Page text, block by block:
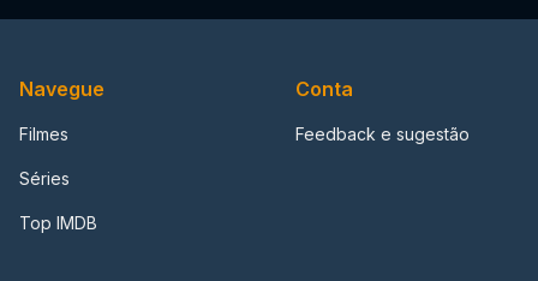
Navegue
Filmes
Séries
Top IMDB
Conta
Feedback e sugestão